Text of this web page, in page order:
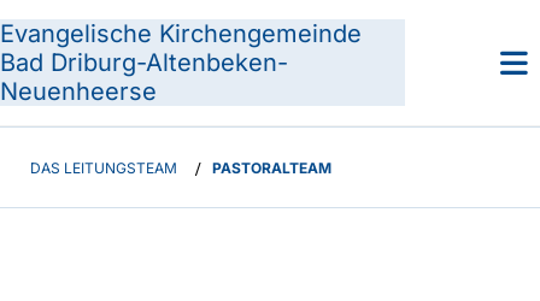
Evangelische Kirchengemeinde
Bad Driburg-Altenbeken-
Neuenheerse
DAS LEITUNGSTEAM / PASTORALTEAM